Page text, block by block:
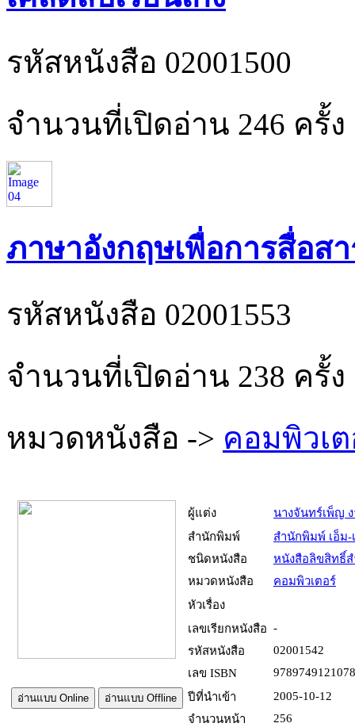
รหัสหนังสือ 02001500
จำนวนที่เปิดอ่าน 246 ครั้ง
ภาษาอังกฤษเพื่อการสื่อสา
รหัสหนังสือ 02001553
จำนวนที่เปิดอ่าน 238 ครั้ง
หมวดหนังสือ -> คอมพิวเ
ผู้แต่ง
นางจันทร์เพ็ญ
สำนักพิมพ์
สำนักพิมพ์ เอ็ม-
ชนิดหนังสือ­
หนังสือลิขสิทธิ์
หมวดหนังสือ­
คอมพิวเตอร์
หัวเรื่อง
เลขเรียกหนังสือ­ -
รหัสหนังสือ­
02001542
เลข ISBN
9789749121078
ปีที่นำเข้า
2005-10-12
จำนวนหน้า
256